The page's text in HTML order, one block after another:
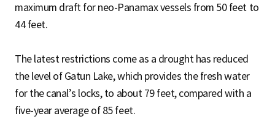
maximum draft for neo-Panamax vessels from 50 feet to
44 feet.
The latest restrictions come as a drought has reduced
the level of Gatun Lake, which provides the fresh water
for the canal’s locks, to about 79 feet, compared with a
five-year average of 85 feet.